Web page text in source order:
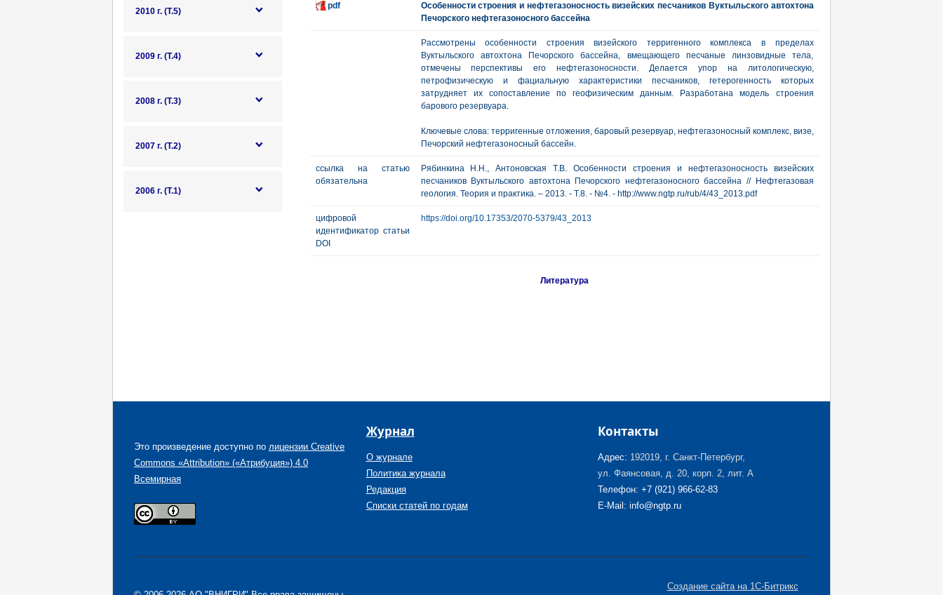
2010 г. (Т.5)
2009 г. (Т.4)
2008 г. (Т.3)
2007 г. (Т.2)
2006 г. (Т.1)
pdf
Особенности строения и нефтегазоносность визейских песчаников Вуктыльского автохтона
Печорского нефтегазоносного бассейна
Рассмотрены особенности строения визейского терригенного комплекса в пределах
Вуктыльского автохтона Печорского бассейна, вмещающего песчаные линзовидные тела,
отмечены перспективы его нефтегазоносности. Делается упор на литологическую,
петрофизическую и фациальную характеристики песчаников, гетерогенность которых
затрудняет их сопоставление по геофизическим данным. Разработана модель строения
барового резервуара.
Ключевые слова: терригенные отложения, баровый резервуар, нефтегазоносный комплекс, визе,
Печорский нефтегазоносный бассейн.
ссылка на статью
обязательна
Рябинкина Н.Н., Антоновская Т.В. Особенности строения и нефтегазоносность визейских
песчаников Вуктыльского автохтона Печорского нефтегазоносного бассейна // Нефтегазовая
геология. Теория и практика. – 2013. - Т.8. - №4. - http://www.ngtp.ru/rub/4/43_2013.pdf
цифровой
идентификатор статьи
DOI
https://doi.org/10.17353/2070-5379/43_2013
Литература
Это произведение доступно по лицензии Creative
Commons «Attribution» («Атрибуция») 4.0
Всемирная
Журнал
О журнале
Политика журнала
Редакция
Списки статей по годам
Контакты
Адрес: 192019, г. Санкт-Петербург,
ул. Фаянсовая, д. 20, корп. 2, лит. А
Телефон: +7 (921) 966-62-83
E-Mail: info@ngtp.ru
Создание сайта на 1С-Битрикс